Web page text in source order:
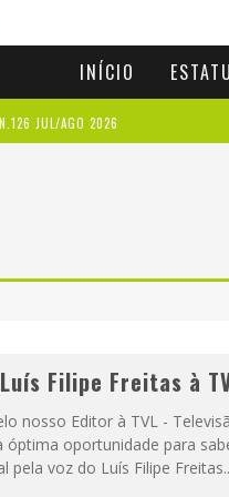
INÍCIO
JUL/AGO 2026
Filipe Freitas à
nosso Editor à TVL -
óptima oportunidade para
pela voz do Luís Filipe Freitas.